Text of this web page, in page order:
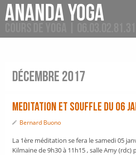
Ananda Yoga
décembre 2017
Meditation et souffle du 06
Bernard Buono
La 1ère méditation se fera le samedi 05
Kilmaine de 9h30 à 11h15 , salle Amy